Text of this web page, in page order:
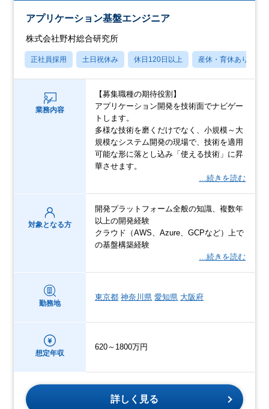
アプリケーション基盤エンジニア
株式会社野村総合研究所
正社員採用 土日祝休み 休日120日以上 産休・育休あり
業務内容
【募集職種の期待役割】
アプリケーション開発を技術面でナビゲー
トします。
多様な技術を磨くだけでなく、小規模～大
規模なシステム開発の現場で、技術を適用
可能な形に落とし込み「使える技術」に昇
華させます。
…続きを読む
対象となる方
開発プラットフォーム全般の知識、複数年
以上の開発経験
クラウド（AWS、Azure、GCPなど）上で
の基盤構築経験
…続きを読む
勤務地
東京都 神奈川県 愛知県 大阪府
想定年収
620～1800万円
詳しく見る